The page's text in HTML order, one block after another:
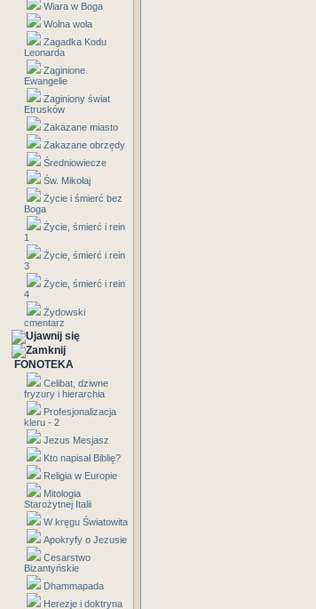
Wiara w Boga
Wolna wola
Zagadka Kodu
Leonarda
Zaginione
Ewangelie
Zaginiony świat
Etrusków
Zakazane miasto
Zakazane obrzędy
Średniowiecze
Św. Mikołaj
Życie i śmierć bez
Boga
Życie, śmierć i rein
1
Życie, śmierć i rein
3
Życie, śmierć i rein
4
Żydowski
cmentarz
FONOTEKA
Celibat, dziwne
fryzury i hierarchia
Profesjonalizacja
kleru - 2
Jezus Mesjasz
Kto napisał Biblię?
Religia w Europie
Mitologia
Starożytnej Italii
W kręgu Światowita
Apokryfy o Jezusie
Cesarstwo
Bizantyńskie
Dhammapada
Herezje i doktryna